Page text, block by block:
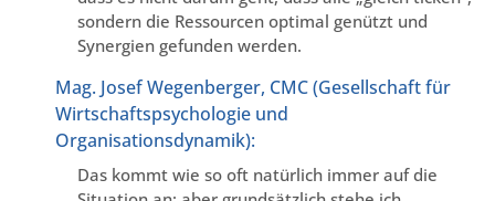
sondern die Ressourcen optimal genützt und
Synergien gefunden werden.
Mag. Josef Wegenberger, CMC (Gesellschaft für
Wirtschaftspsychologie und
Organisationsdynamik):
Das kommt wie so oft natürlich immer auf die